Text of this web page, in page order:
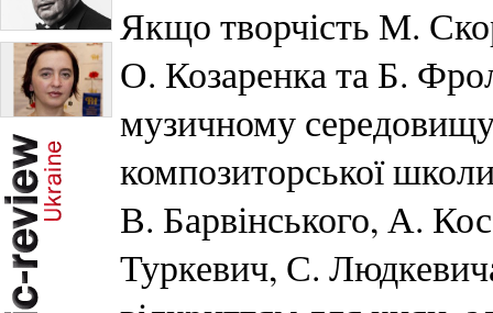
Якщо творчість М.
О. Козаренка та Б.
музичному
композиторської
В. Барвінського, А.
Туркевич, С.